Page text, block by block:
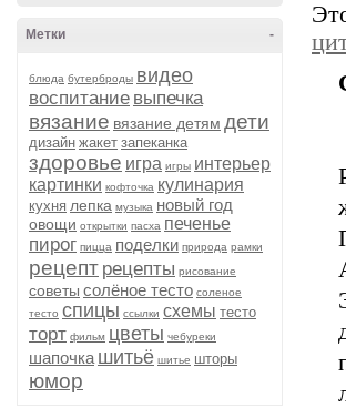
-
Метки
блюда бутерброды видео
воспитание выпечка
вязание вязание детям дети
дизайн жакет запеканка
здоровье игра игры интерьер
картинки кофточка кулинария
кухня лепка музыка новый год
овощи открытки пасха печенье
пирог пицца поделки природа рамки
рецепт рецепты рисование
советы солёное тесто соленое
тесто спицы ссылки схемы тесто
торт фильм цветы чебуреки
шапочка шитьё шитье шторы
юмор